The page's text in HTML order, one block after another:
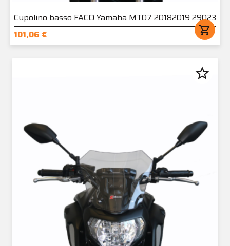
Cupolino basso FACO Yamaha MT07 20182019 29023
101,06 €
shopping_cart
star_border